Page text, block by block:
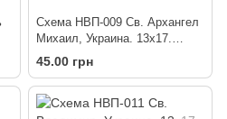
Схема НВП-009 Св. Архангел
Михаил, Украина. 13х17.
Частичная. Атлас (9300)
45.00 грн